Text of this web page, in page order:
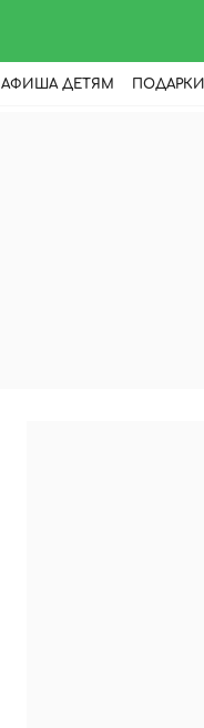
АФИША ДЕТЯМ ПОДАРКИ